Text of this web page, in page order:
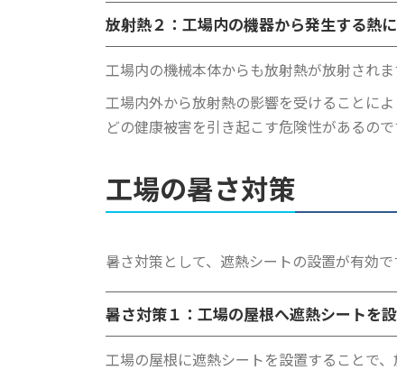
放射熱２： 工場内の機器から発生する熱
工場内の機械本体からも放射熱が放射され
工場内外から放射熱の影響を受けることに
どの健康被害を引き起こす危険性があるので
工場の暑さ対策
暑さ対策として、遮熱シートの設置が有効で
暑さ対策１： 工場の屋根へ遮熱シートを
工場の屋根に遮熱シートを設置することで